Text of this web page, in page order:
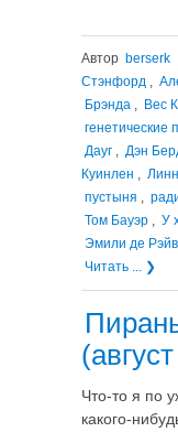
Автор berserk
Стэнфорд ,
Брэнда , Вес
генетические
Дауг , Дэн
Куинлен , Линн
пустыня ,
Том Бауэр , У
Эмили де
Читать ... ❯
Что-то я по
какого-